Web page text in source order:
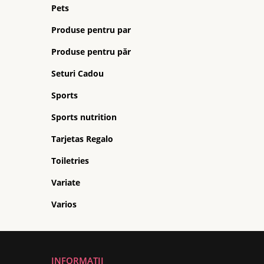
Pets
Produse pentru par
Produse pentru păr
Seturi Cadou
Sports
Sports nutrition
Tarjetas Regalo
Toiletries
Variate
Varios
INFORMATII